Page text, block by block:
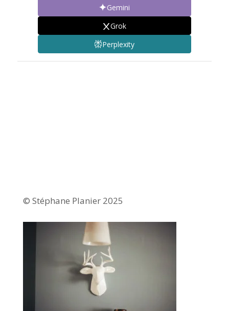
Gemini
Grok
Perplexity
© Stéphane Planier 2025